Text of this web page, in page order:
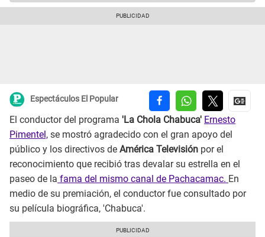
Espectáculos El Popular
El conductor del programa 'La Chola Chabuca' Ernesto
Pimentel, se mostró agradecido con el gran apoyo del
público y los directivos de América Televisión por el
reconocimiento que recibió tras devalar su estrella en el
paseo de la fama del mismo canal de Pachacamac. En
medio de su premiación, el conductor fue consultado por
su película biográfica, 'Chabuca'.